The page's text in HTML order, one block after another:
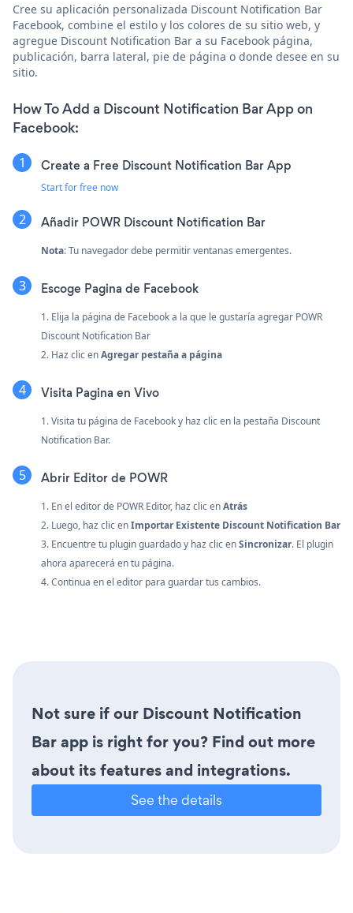
Cree su aplicación personalizada Discount Notification Bar
Facebook, combine el estilo y los colores de su sitio web, y
agregue Discount Notification Bar a su Facebook página,
publicación, barra lateral, pie de página o donde desee en su
sitio.
How To Add a Discount Notification Bar App on
Facebook:
Create a Free Discount Notification Bar App
Start for free now
Añadir POWR Discount Notification Bar
Nota: Tu navegador debe permitir ventanas emergentes.
Escoge Pagina de Facebook
1. Elija la página de Facebook a la que le gustaría agregar POWR
Discount Notification Bar
2. Haz clic enAgregar pestaña a página
Visita Pagina en Vivo
1. Visita tu página de Facebook y haz clic en la pestaña Discount
Notification Bar.
Abrir Editor de POWR
1. En el editor de POWR Editor, haz clic enAtrás
2. Luego, haz clic enImportar Existente Discount Notification Bar
3. Encuentre tu plugin guardado y haz clic enSincronizar. El plugin
ahora aparecerá en tu página.
4. Continua en el editor para guardar tus cambios.
Not sure if our Discount Notification
Bar app is right for you? Find out more
about its features and integrations.
See the details